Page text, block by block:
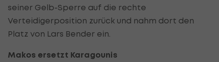
seiner Gelb-Sperre auf die rechte
Verteidigerposition zurück und nahm dort den
Platz von Lars Bender ein.
Makos ersetzt Karagounis